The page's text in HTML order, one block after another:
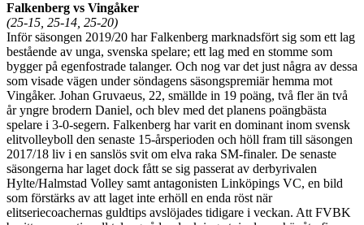
Falkenberg vs Vingåker
(25-15, 25-14, 25-20)
Inför säsongen 2019/20 har Falkenberg marknadsfört sig som ett lag
bestående av unga, svenska spelare; ett lag med en stomme som
bygger på egenfostrade talanger. Och nog var det just några av dessa
som visade vägen under söndagens säsongspremiär hemma mot
Vingåker. Johan Gruvaeus, 22, smällde in 19 poäng, två fler än två
år yngre brodern Daniel, och blev med det planens poängbästa
spelare i 3-0-segern. Falkenberg har varit en dominant inom svensk
elitvolleyboll den senaste 15-årsperioden och höll fram till säsongen
2017/18 liv i en sanslös svit om elva raka SM-finaler. De senaste
säsongerna har laget dock fått se sig passerat av derbyrivalen
Hylte/Halmstad Volley samt antagonisten Linköpings VC, en bild
som förstärks av att laget inte erhöll en enda röst när
elitseriecoachernas guldtips avslöjades tidigare i veckan. Att FVBK